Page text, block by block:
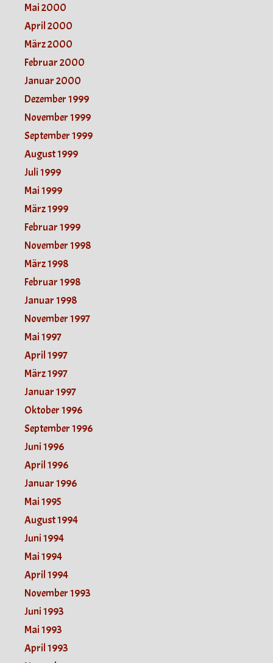
Mai 2000
April 2000
März 2000
Februar 2000
Januar 2000
Dezember 1999
November 1999
September 1999
August 1999
Juli 1999
Mai 1999
März 1999
Februar 1999
November 1998
März 1998
Februar 1998
Januar 1998
November 1997
Mai 1997
April 1997
März 1997
Januar 1997
Oktober 1996
September 1996
Juni 1996
April 1996
Januar 1996
Mai 1995
August 1994
Juni 1994
Mai 1994
April 1994
November 1993
Juni 1993
Mai 1993
April 1993